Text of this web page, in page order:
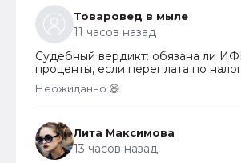
не ограничен. Взносы могут
цели, за которые проголосует
собственников. Пример целевых
на установку видеонаблюдения,
шлагбаумов. Платить их должны все
гаражей.
Товаровед в мыле
11 часов назад
Судебный вердикт: обязана ли
проценты, если переплата по
вине налогоплательщика
Неожиданно 😆
Лита Максимова
13 часов назад